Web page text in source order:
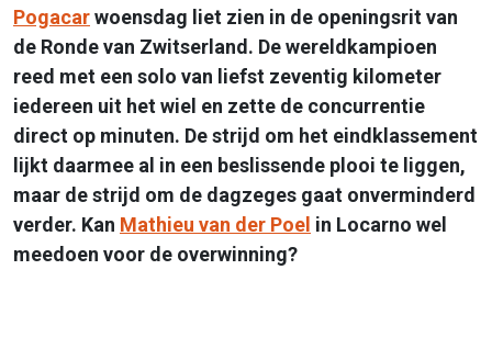
Pogacarwoensdag liet zien in de openingsrit van
de Ronde van Zwitserland. De wereldkampioen
reed met een solo van liefst zeventig kilometer
iedereen uit het wiel en zette de concurrentie
direct op minuten. De strijd om het eindklassement
lijkt daarmee al in een beslissende plooi te liggen,
maar de strijd om de dagzeges gaat onverminderd
verder. Kan Mathieu van der Poel in Locarno wel
meedoen voor de overwinning?